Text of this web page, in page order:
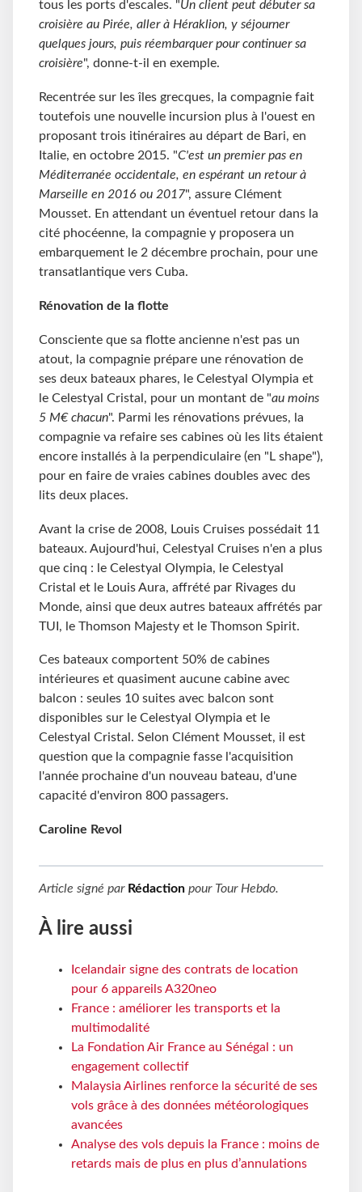
tous les ports d'escales. "Un client peut débuter sa
croisière au Pirée, aller à Héraklion, y séjourner
quelques jours, puis réembarquer pour continuer sa
croisière", donne-t-il en exemple.
Recentrée sur les îles grecques, la compagnie fait
toutefois une nouvelle incursion plus à l'ouest en
proposant trois itinéraires au départ de Bari, en
Italie, en octobre 2015. "C'est un premier pas en
Méditerranée occidentale, en espérant un retour à
Marseille en 2016 ou 2017", assure Clément
Mousset. En attendant un éventuel retour dans la
cité phocéenne, la compagnie y proposera un
embarquement le 2 décembre prochain, pour une
transatlantique vers Cuba.
Rénovation de la flotte
Consciente que sa flotte ancienne n'est pas un
atout, la compagnie prépare une rénovation de
ses deux bateaux phares, le Celestyal Olympia et
le Celestyal Cristal, pour un montant de "au moins
5 M€ chacun". Parmi les rénovations prévues, la
compagnie va refaire ses cabines où les lits étaient
encore installés à la perpendiculaire (en "L shape"),
pour en faire de vraies cabines doubles avec des
lits deux places.
Avant la crise de 2008, Louis Cruises possédait 11
bateaux. Aujourd'hui, Celestyal Cruises n'en a plus
que cinq : le Celestyal Olympia, le Celestyal
Cristal et le Louis Aura, affrété par Rivages du
Monde, ainsi que deux autres bateaux affrétés par
TUI, le Thomson Majesty et le Thomson Spirit.
Ces bateaux comportent 50% de cabines
intérieures et quasiment aucune cabine avec
balcon : seules 10 suites avec balcon sont
disponibles sur le Celestyal Olympia et le
Celestyal Cristal. Selon Clément Mousset, il est
question que la compagnie fasse l'acquisition
l'année prochaine d'un nouveau bateau, d'une
capacité d'environ 800 passagers.
Caroline Revol
Article signé par Rédaction pour Tour Hebdo.
À lire aussi
Icelandair signe des contrats de location
pour 6 appareils A320neo
France : améliorer les transports et la
multimodalité
La Fondation Air France au Sénégal : un
engagement collectif
Malaysia Airlines renforce la sécurité de ses
vols grâce à des données météorologiques
avancées
Analyse des vols depuis la France : moins de
retards mais de plus en plus d’annulations